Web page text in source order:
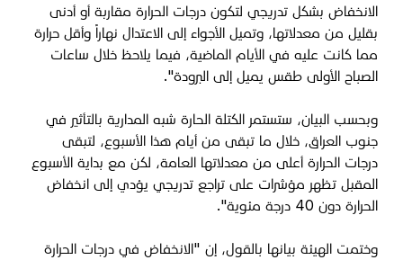
الانخفاض بشكل تدريجي لتكون درجات الحرارة مقاربة أو أدنى
بقليل من معدلاتها، وتميل الأجواء إلى الاعتدال نهاراً وأقل حرارة
مما كانت عليه في الأيام الماضية، فيما يلاحظ خلال ساعات
الصباح الأولى طقس يميل إلى البرودة".
وبحسب البيان، ستستمر الكتلة الحارة شبه المدارية بالتأثير في
جنوب العراق، خلال ما تبقى من أيام هذا الأسبوع، لتبقى
درجات الحرارة أعلى من معدلاتها العامة، لكن مع بداية الأسبوع
المقبل تظهر مؤشرات على تراجع تدريجي يؤدي إلى انخفاض
الحرارة دون 40 درجة مئوية".
وختمت الهيئة بيانها بالقول، إن "الانخفاض في درجات الحرارة